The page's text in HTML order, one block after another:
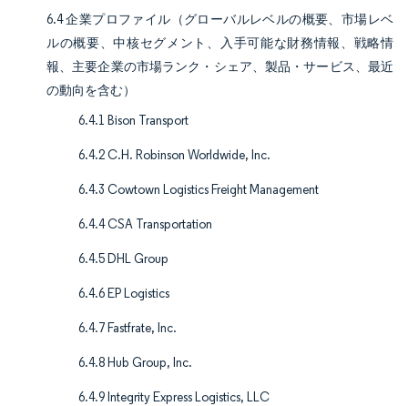
6.4 企業プロファイル（グローバルレベルの概要、市場レベ
ルの概要、中核セグメント、入手可能な財務情報、戦略情
報、主要企業の市場ランク・シェア、製品・サービス、最近
の動向を含む）
6.4.1 Bison Transport
6.4.2 C.H. Robinson Worldwide, Inc.
6.4.3 Cowtown Logistics Freight Management
6.4.4 CSA Transportation
6.4.5 DHL Group
6.4.6 EP Logistics
6.4.7 Fastfrate, Inc.
6.4.8 Hub Group, Inc.
6.4.9 Integrity Express Logistics, LLC